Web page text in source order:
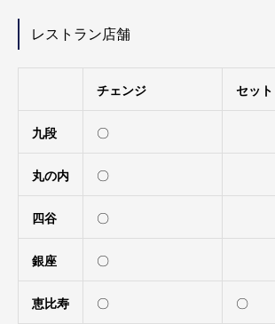
レストラン店舗
チェンジ セット
九段 〇
丸の内 〇
四谷 〇
銀座 〇
恵比寿 〇 〇